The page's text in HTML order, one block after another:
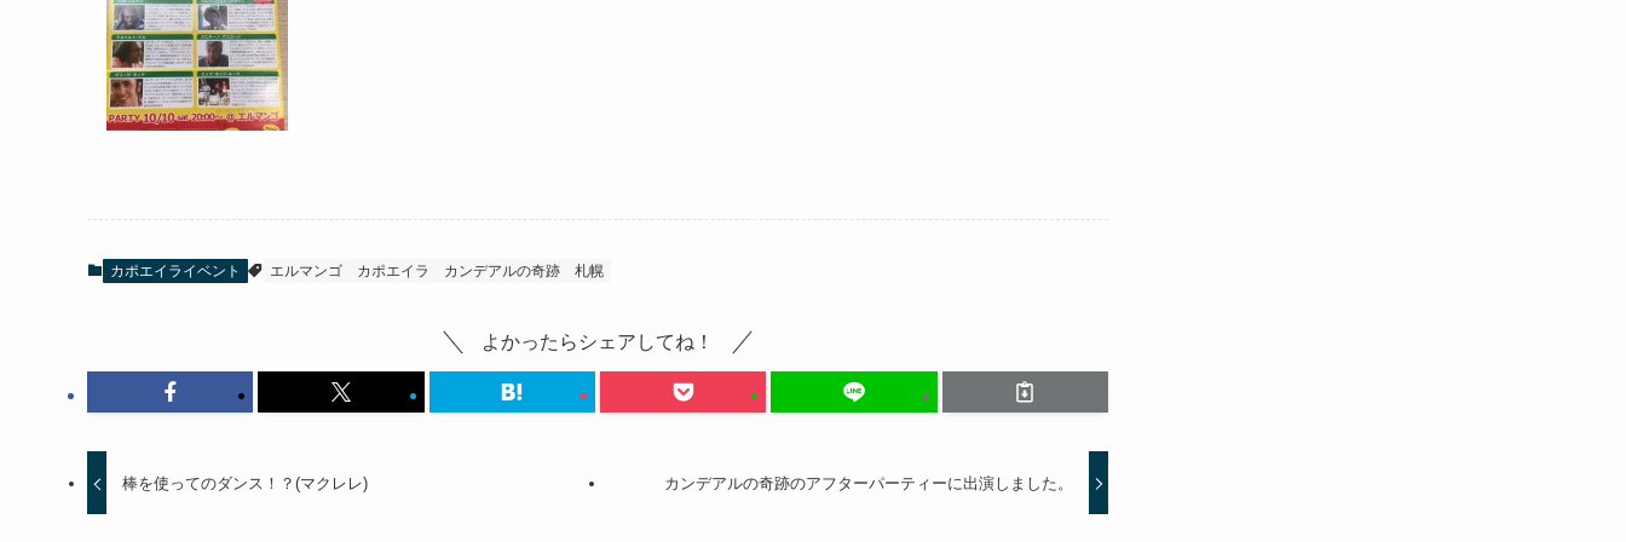
カポエイライベント エルマンゴ カポエイラ カンデアルの奇跡 札幌
よかったらシェアしてね！
棒を使ってのダンス！？(マクレレ) カンデアルの奇跡のアフターパーティーに出演しました。